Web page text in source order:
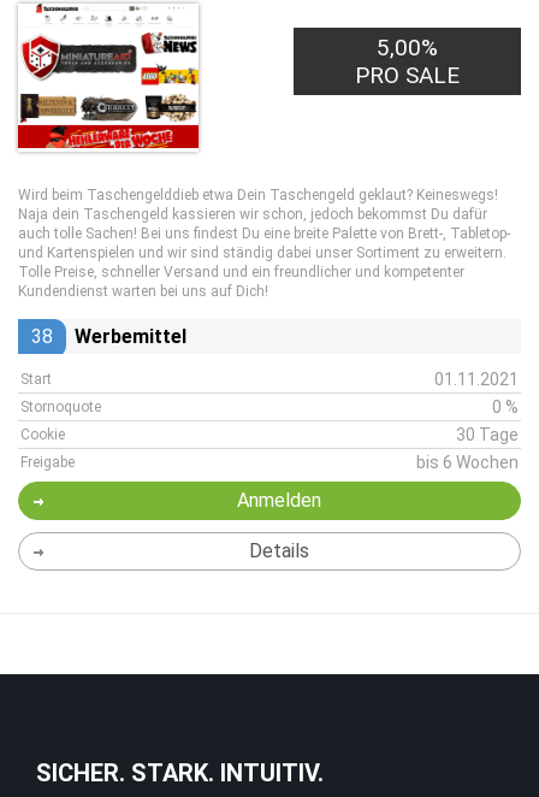
5,00%
PRO SALE
Wird beim Taschengelddieb etwa Dein Taschengeld geklaut? Keineswegs!
Naja dein Taschengeld kassieren wir schon, jedoch bekommst Du dafür
auch tolle Sachen! Bei uns findest Du eine breite Palette von Brett-, Tabletop-
und Kartenspielen und wir sind ständig dabei unser Sortiment zu erweitern.
Tolle Preise, schneller Versand und ein freundlicher und kompetenter
Kundendienst warten bei uns auf Dich!
38 Werbemittel
Start 01.11.2021
Stornoquote 0 %
Cookie 30 Tage
Freigabe bis 6 Wochen
Anmelden
Details
SICHER. STARK. INTUITIV.